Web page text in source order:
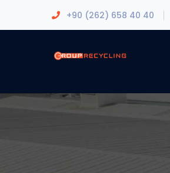
+90 (262) 658 40 40